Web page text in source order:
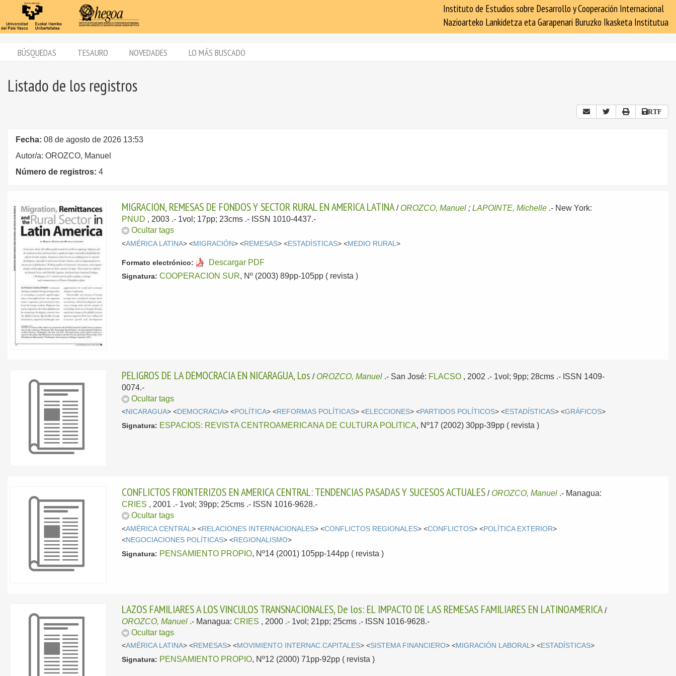
Instituto de Estudios sobre Desarrollo y Cooperación Internacional
Nazioarteko Lankidetza eta Garapenari Buruzko Ikasketa Institutua
BÚSQUEDAS TESAURO NOVEDADES LO MÁS BUSCADO
Listado de los registros
RTF
Fecha: 08 de agosto de 2026 13:53
Autor/a: OROZCO, Manuel
Número de registros: 4
MIGRACION, REMESAS DE FONDOS Y SECTOR RURAL EN AMERICA LATINA / OROZCO, Manuel ;LAPOINTE, Michelle .- New York:
PNUD , 2003 .- 1vol; 17pp; 23cms .- ISSN 1010-4437.-
Ocultar tags
<AMÉRICA LATINA> <MIGRACIÓN> <REMESAS> <ESTADÍSTICAS> <MEDIO RURAL>
Formato electrónico: Descargar PDF
Signatura: COOPERACION SUR, Nº (2003) 89pp-105pp ( revista )
PELIGROS DE LA DEMOCRACIA EN NICARAGUA, Los / OROZCO, Manuel .- San José: FLACSO , 2002 .- 1vol; 9pp; 28cms .- ISSN 1409-
0074.-
Ocultar tags
<NICARAGUA> <DEMOCRACIA> <POLÍTICA> <REFORMAS POLÍTICAS> <ELECCIONES> <PARTIDOS POLÍTICOS> <ESTADÍSTICAS> <GRÁFICOS>
Signatura: ESPACIOS: REVISTA CENTROAMERICANA DE CULTURA POLITICA, Nº17 (2002) 30pp-39pp ( revista )
CONFLICTOS FRONTERIZOS EN AMERICA CENTRAL: TENDENCIAS PASADAS Y SUCESOS ACTUALES / OROZCO, Manuel .- Managua:
CRIES , 2001 .- 1vol; 39pp; 25cms .- ISSN 1016-9628.-
Ocultar tags
<AMÉRICA CENTRAL> <RELACIONES INTERNACIONALES> <CONFLICTOS REGIONALES> <CONFLICTOS> <POLÍTICA EXTERIOR>
<NEGOCIACIONES POLÍTICAS> <REGIONALISMO>
Signatura: PENSAMIENTO PROPIO, Nº14 (2001) 105pp-144pp ( revista )
LAZOS FAMILIARES A LOS VINCULOS TRANSNACIONALES, De los: EL IMPACTO DE LAS REMESAS FAMILIARES EN LATINOAMERICA /
OROZCO, Manuel .- Managua:CRIES , 2000 .- 1vol; 21pp; 25cms .- ISSN 1016-9628.-
Ocultar tags
<AMÉRICA LATINA> <REMESAS> <MOVIMIENTO INTERNAC.CAPITALES> <SISTEMA FINANCIERO> <MIGRACIÓN LABORAL> <ESTADÍSTICAS>
Signatura: PENSAMIENTO PROPIO, Nº12 (2000) 71pp-92pp ( revista )